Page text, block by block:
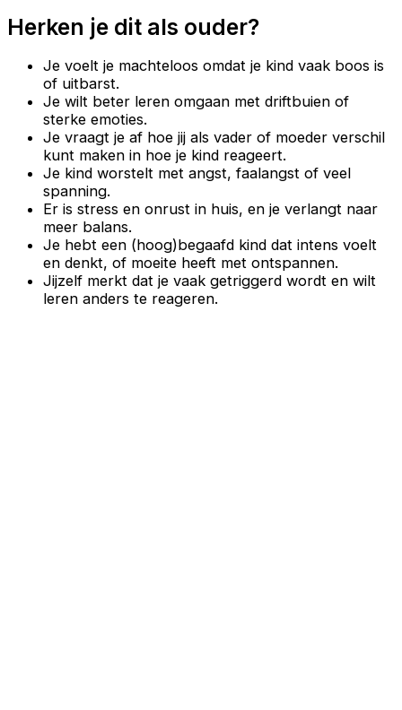
Herken je dit als ouder?
Je voelt je machteloos omdat je kind vaak boos is
of uitbarst.
Je wilt beter leren omgaan met driftbuien of
sterke emoties.
Je vraagt je af hoe jij als vader of moeder verschil
kunt maken in hoe je kind reageert.
Je kind worstelt met angst, faalangst of veel
spanning.
Er is stress en onrust in huis, en je verlangt naar
meer balans.
Je hebt een (hoog)begaafd kind dat intens voelt
en denkt, of moeite heeft met ontspannen.
Jijzelf merkt dat je vaak getriggerd wordt en wilt
leren anders te reageren.